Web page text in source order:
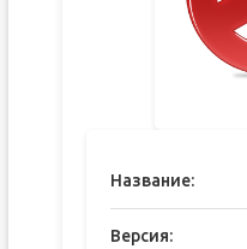
Название:
Версия: